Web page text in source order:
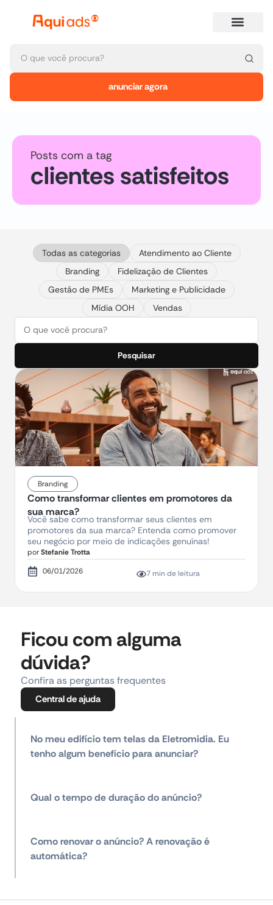
anunciar agora
Posts com a tag
clientes satisfeitos
Todas as categorias
Atendimento ao Cliente
Branding
Fidelização de Clientes
Gestão de PMEs
Marketing e Publicidade
Mídia OOH
Vendas
Pesquisar
Branding
Como transformar clientes em promotores da
sua marca?
Você sabe como transformar seus clientes em
promotores da sua marca? Entenda como promover
seu negócio por meio de indicações genuínas!
porStefanie Trotta
06/01/2026
7 min de leitura
Ficou com alguma
dúvida?
Confira as perguntas frequentes
Central de ajuda
No meu edifício tem telas da Eletromidia. Eu
tenho algum benefício para anunciar?
Qual o tempo de duração do anúncio?
Como renovar o anúncio? A renovação é
automática?